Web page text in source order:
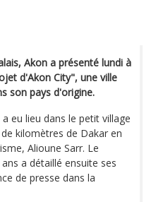
Akon a présenté lundi à
d'Akon City", une ville
son pays d'origine.
eu lieu dans le petit village
kilomètres de Dakar en
Alioune Sarr. Le
a détaillé ensuite ses
de presse dans la